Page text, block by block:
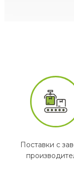
Поставки с